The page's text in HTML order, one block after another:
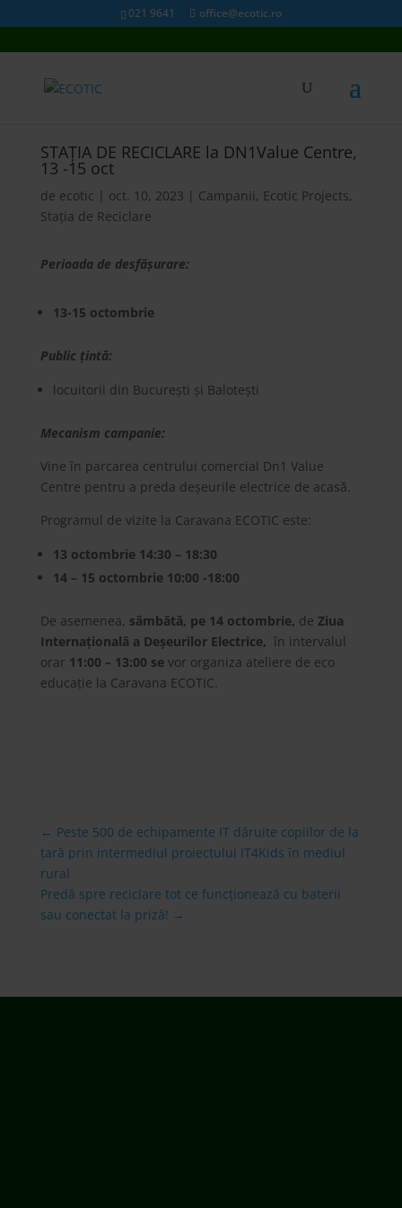
021 9641 office@ecotic.ro
STAȚIA DE RECICLARE la DN1Value Centre,
13 -15 oct
de ecotic | oct. 10, 2023 | Campanii, Ecotic Projects,
Stația de Reciclare
Perioada de desfășurare:
13-15 octombrie
Public țintă:
locuitorii din București și Balotești
Mecanism campanie:
Vine în parcarea centrului comercial Dn1 Value
Centre pentru a preda deșeurile electrice de acasă.
Programul de vizite la Caravana ECOTIC este:
13 octombrie 14:30 – 18:30
14 – 15 octombrie 10:00 -18:00
De asemenea, sâmbătă, pe 14 octombrie, de Ziua
Internațională a Deșeurilor Electrice, în intervalul
orar 11:00 – 13:00 sevor organiza ateliere de eco
educație la Caravana ECOTIC.
← Peste 500 de echipamente IT dăruite copiilor de la
țară prin intermediul proiectului IT4Kids în mediul
rural
Predă spre reciclare tot ce funcționează cu baterii
sau conectat la priză! →